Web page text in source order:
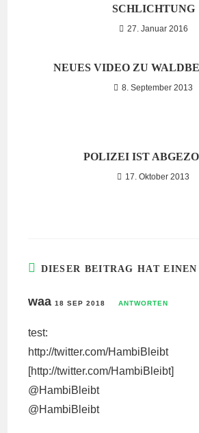
SCHLICHTUNG
27. Januar 2016
NEUES VIDEO ZU
8. September 2013
POLIZEI IST
17. Oktober 2013
DIESER BEITRAG HAT
waa 18 SEP 2018 ANTWORTEN
test:
http://twitter.com/HambiBleibt
[http://twitter.com/HambiBleibt]
@HambiBleibt
@HambiBleibt